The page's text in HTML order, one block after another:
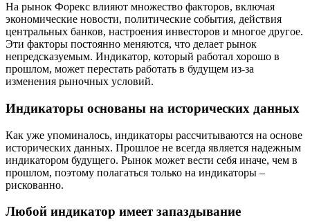
На рынок Форекс влияют множество факторов, включая
экономические новости, политические события, действия
центральных банков, настроения инвесторов и многое другое.
Эти факторы постоянно меняются, что делает рынок
непредсказуемым. Индикатор, который работал хорошо в
прошлом, может перестать работать в будущем из-за
изменения рыночных условий.
Индикаторы основаны на исторических данных
Как уже упоминалось, индикаторы рассчитываются на основе
исторических данных. Прошлое не всегда является надежным
индикатором будущего. Рынок может вести себя иначе, чем в
прошлом, поэтому полагаться только на индикаторы –
рискованно.
Любой индикатор имеет запаздывание